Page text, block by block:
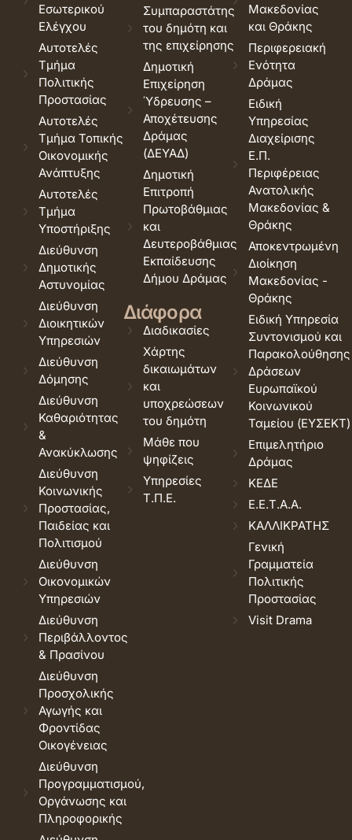
Εσωτερικού
Ελέγχου
Αυτοτελές
Τμήμα
Πολιτικής
Προστασίας
Αυτοτελές
Τμήμα Τοπικής
Οικονομικής
Ανάπτυξης
Αυτοτελές
Τμήμα
Υποστήριξης
Διεύθυνση
Δημοτικής
Αστυνομίας
Διεύθυνση
Διοικητικών
Υπηρεσιών
Διεύθυνση
Δόμησης
Διεύθυνση
Καθαριότητας
&
Ανακύκλωσης
Διεύθυνση
Κοινωνικής
Προστασίας,
Παιδείας και
Πολιτισμού
Διεύθυνση
Οικονομικών
Υπηρεσιών
Διεύθυνση
Περιβάλλοντος
& Πρασίνου
Διεύθυνση
Προσχολικής
Αγωγής και
Φροντίδας
Οικογένειας
Διεύθυνση
Προγραμματισμού,
Οργάνωσης και
Πληροφορικής
Συμπαραστάτης
του δημότη και
της επιχείρησης
Δημοτική
Επιχείρηση
Ύδρευσης –
Αποχέτευσης
Δράμας
(ΔΕΥΑΔ)
Δημοτική
Επιτροπή
Πρωτοβάθμιας
και
Δευτεροβάθμιας
Εκπαίδευσης
Δήμου Δράμας
Διάφορα
Διαδικασίες
Χάρτης
δικαιωμάτων
και
υποχρεώσεων
του δημότη
Μάθε που
ψηφίζεις
Υπηρεσίες
Τ.Π.Ε.
Μακεδονίας
και Θράκης
Περιφερειακή
Ενότητα
Δράμας
Ειδική
Υπηρεσίας
Διαχείρισης
Ε.Π.
Περιφέρειας
Ανατολικής
Μακεδονίας &
Θράκης
Αποκεντρωμένη
Διοίκηση
Μακεδονίας -
Θράκης
Ειδική Υπηρεσία
Συντονισμού και
Παρακολούθησης
Δράσεων
Ευρωπαϊκού
Κοινωνικού
Ταμείου (ΕΥΣΕΚΤ)
Επιμελητήριο
Δράμας
ΚΕΔΕ
Ε.Ε.Τ.Α.Α.
ΚΑΛΛΙΚΡΑΤΗΣ
Γενική
Γραμματεία
Πολιτικής
Προστασίας
Visit Drama